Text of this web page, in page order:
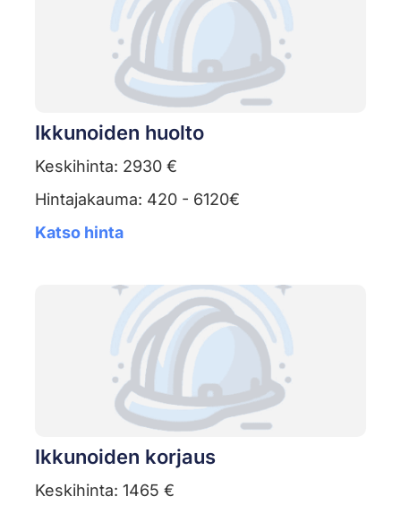
Ikkunoiden huolto
Keskihinta: 2930 €
Hintajakauma: 420 - 6120€
Katso hinta
Ikkunoiden korjaus
Keskihinta: 1465 €